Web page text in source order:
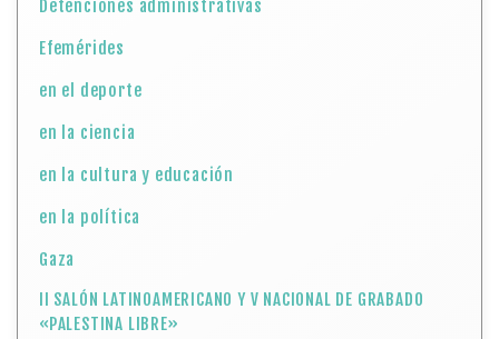
Detenciones administrativas
Efemérides
en el deporte
en la ciencia
en la cultura y educación
en la política
Gaza
II SALÓN LATINOAMERICANO Y V NACIONAL DE GRABADO
«PALESTINA LIBRE»